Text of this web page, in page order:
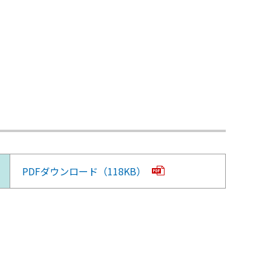
PDFダウンロード（118KB）